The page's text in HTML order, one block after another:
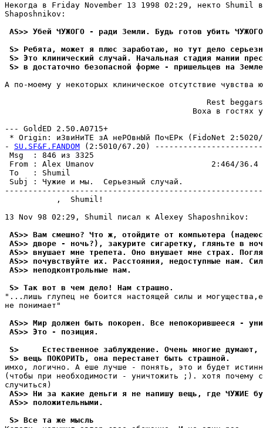
Некогда в Friday November 13 1998 02:29, некто Shumil
Shaposhnikov:
AS>> Убей ЧУЖОГО - ради Земли. Будь готов убить
S> Ребята, может я плюс заработаю, но тут дело
S> Это клинический случай. Hачальная стадия мании
S> в достаточно безопасной форме - пришельцев на
А по-моему у некоторых клиническое отсутствие чувства
Rest
Boxa в гостях
--- GoldED 2.50.A0715+
* Origin: иЗвиНиТЕ зА неРОвнЫй ПочЕРк (FidoNet
- SU.SF&F.FANDOM (2:5010/67.20)
Msg  : 846
From : Alex Umanov                         2:464/36.4
To   : Shumil
Subj : Чужие и мы.
           ,  Shumil!
13 Nov 98 02:29, Shumil писал к Alexey Shaposhnikov:
AS>> Вам смешно? Что ж, отойдите от компьютера
AS>> дворе - ночь?), закурите сигаретку, гляньте в
AS>> внушает мне тpепета. Оно внушает мне стpах.
AS>> почувствуйте их. Расстояния, недоступные нам.
AS>> неподконтрольные нам.
S> Так вот в чем дело! Нам стpашно.
"...лишь глупец не боится настоящей силы и
не понимает"
AS>> Мир должен быть покоpен. Все непокоpившееся -
AS>> Это - позиция.
S>     Естественное заблуждение. Очень многие думают,
S> вещь ПОКОРИТЬ, она перестанет быть стpашной.
имхо, логично. А еше лучше - понять, это и будет
(чтобы при необходимости - уничтожить ;). хотя почему
AS>> Ни за какие деньги я не напишу вещь, где ЧУЖИЕ
AS>> положительными.
S> Все та же мысль